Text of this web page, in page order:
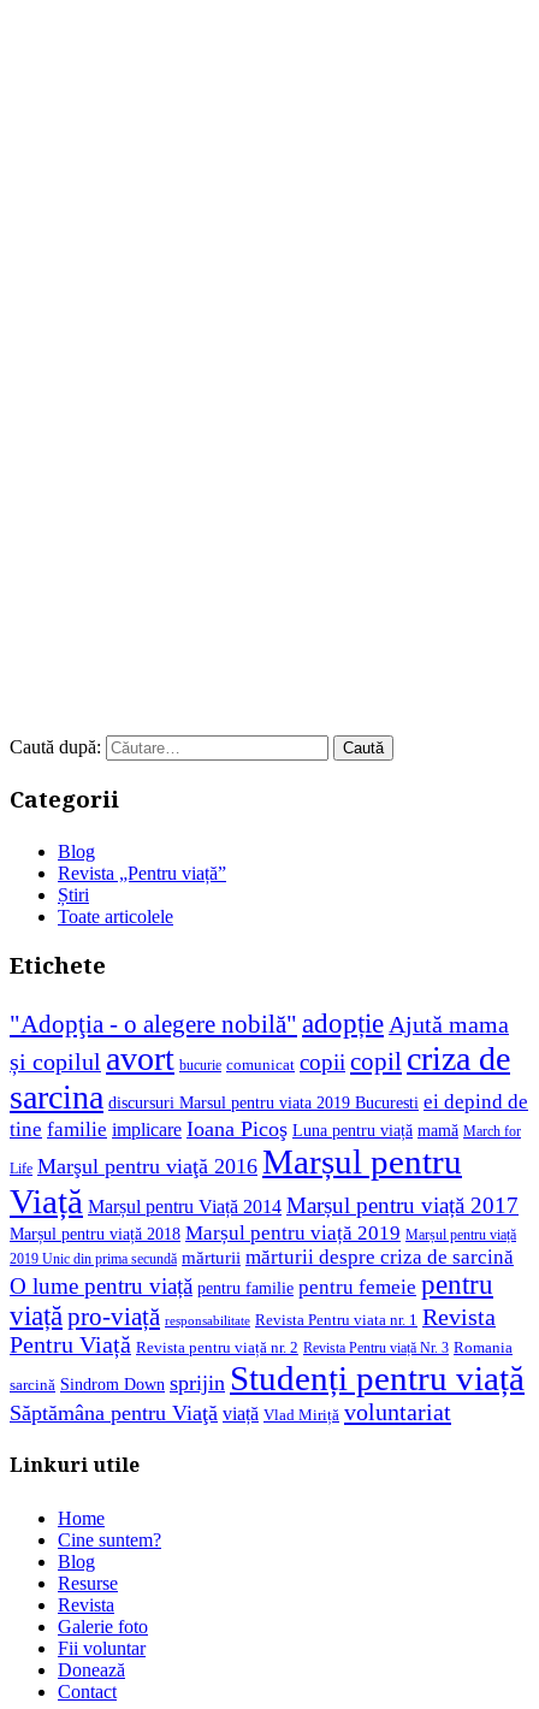
Caută după:
Categorii
Blog
Revista „Pentru viață”
Știri
Toate articolele
Etichete
"Adopţia - o alegere nobilă" adopție Ajută mama
și copilul avort bucurie comunicat copii copil criza de
sarcina discursuri Marsul pentru viata 2019 Bucuresti ei depind de
tine familie implicare Ioana Picoş Luna pentru viață mamă March for
Life Marşul pentru viaţă 2016 Marșul pentru
Viață Marșul pentru Viață 2014 Marșul pentru viață 2017
Marșul pentru viață 2018 Marșul pentru viață 2019 Marșul pentru viață
2019 Unic din prima secundă mărturii mărturii despre criza de sarcină
O lume pentru viață pentru familie pentru femeie pentru
viațăpro-viață responsabilitate Revista Pentru viata nr. 1 Revista
Pentru Viață Revista pentru viață nr. 2 Revista Pentru viață Nr. 3 Romania
sarcină Sindrom Down sprijin Studenți pentru viață
Săptămâna pentru Viaţă viață Vlad Miriță voluntariat
Linkuri utile
Home
Cine suntem?
Blog
Resurse
Revista
Galerie foto
Fii voluntar
Donează
Contact